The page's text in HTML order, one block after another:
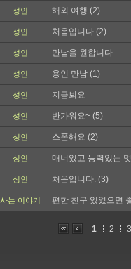
성인 해외 여행 (2)
성인 처음입니다 (2)
성인 만남을 원합니다
성인 용인 만남 (1)
성인 지금뵈요
성인 반가워요~ (5)
성인 스폰해요 (2)
성인 매너있고 능력있는
성인 처음입니다. (3)
사는 이야기 편한 친구 있었으면
1 2 3